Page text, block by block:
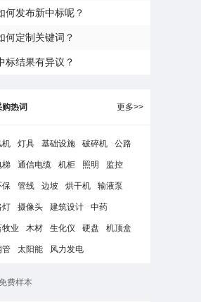
何发布新中标呢？
何定制关键词？
标结果有异议？
购热词 更多>>
机 灯具 基础设施 破碎机 公路
梯 通信电缆 机柜 照明 监控
保 管线 边坡 烘干机 输液泵
灯 摄像头 建筑设计 中药
牧业 木材 生化仪 硬盘 机顶盒
管 太阳能 风力发电
费样本